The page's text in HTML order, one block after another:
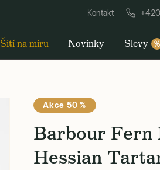
Kontakt
Šití na míru Novinky Slevy %
Akce 50 %
Barbour
Hessian